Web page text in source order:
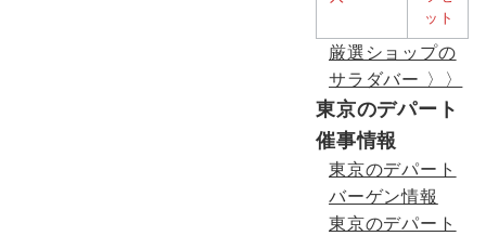
厳選ショップの
サラダバー 〉〉
東京のデパート
催事情報
東京のデパート
バーゲン情報
東京のデパート